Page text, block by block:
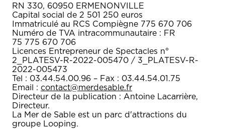
RN 330, 60950 ERMENONVILLE
Capital social de 2 501 250 euros
Immatriculé au RCS Compiègne 775 670 706
Numéro de TVA intracommunautaire : FR
75 775 670 706
Licences Entrepreneur de Spectacles n°
2_PLATESV-R-2022-005470 / 3_PLATESV-R-
2022-005473
Tel : 03.44.54.00.96 – Fax : 03.44.54.01.75
Email : contact@merdesable.fr
Directeur de la publication : Antoine Lacarrière,
Directeur.
La Mer de Sable est un parc d'attractions du
groupe Looping.